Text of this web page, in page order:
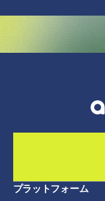
プラットフォーム